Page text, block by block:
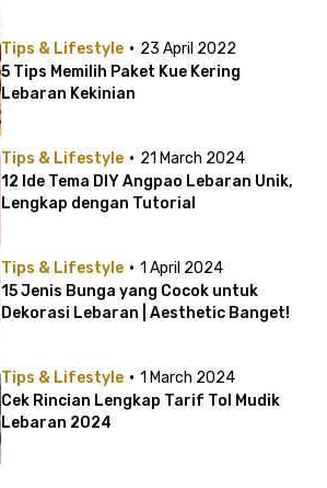
Tips & Lifestyle · 23 April 2022
5 Tips Memilih Paket Kue Kering
Lebaran Kekinian
Tips & Lifestyle · 21 March 2024
12 Ide Tema DIY Angpao Lebaran Unik,
Lengkap dengan Tutorial
Tips & Lifestyle · 1 April 2024
15 Jenis Bunga yang Cocok untuk
Dekorasi Lebaran | Aesthetic Banget!
Tips & Lifestyle · 1 March 2024
Cek Rincian Lengkap Tarif Tol Mudik
Lebaran 2024